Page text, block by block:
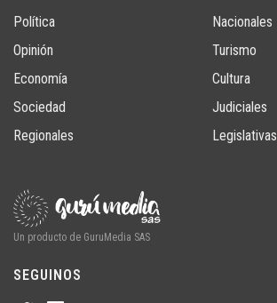
Política
Opinión
Economía
Sociedad
Regionales
Nacionales
Turismo
Cultura
Judiciales
Legislativas
Un producto de GuruMedia SAS
SEGUINOS